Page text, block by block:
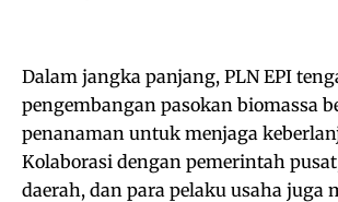
‎‎Dalam jangka panjang, PLN EPI
pengembangan pasokan biomassa
penanaman untuk menjaga
Kolaborasi dengan pemerintah
daerah, dan para pelaku usaha juga